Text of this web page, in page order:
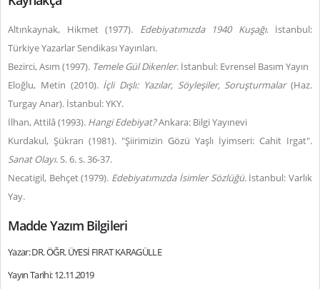
Altınkaynak, Hikmet (1977). Edebiyatımızda 1940 Kuşağı. İstanbul:
Türkiye Yazarlar Sendikası Yayınları.
Bezirci, Asım (1997). Temele Gül Dikenler. İstanbul: Evrensel Basım Yayın
Eloğlu, Metin (2010). İçli Dışlı: Yazılar, Söyleşiler, Soruşturmalar (Haz.
Turgay Anar). İstanbul: YKY.
İlhan, Attilâ (1993). Hangi Edebiyat?Ankara: Bilgi Yayınevi
Kurdakul, Şükran (1981). "Şiirimizin Gözü Yaşlı İyimseri: Cahit Irgat".
Sanat Olayı. S. 6. s. 36-37.
Necatigil, Behçet (1979). Edebiyatımızda İsimler Sözlüğü.İstanbul: Varlık
Yay.
Madde Yazım Bilgileri
Yazar: DR. ÖĞR. ÜYESİ FIRAT KARAGÜLLE
Yayın Tarihi: 12.11.2019